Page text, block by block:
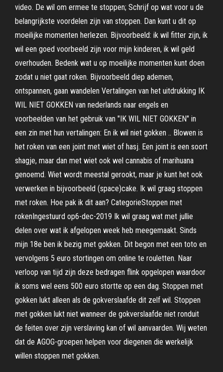
video. De wil om ermee te stoppen; Schrijf op wat voor u de
belangrijkste voordelen zijn van stoppen. Dan kunt u dit op
moeilijke momenten herlezen. Bijvoorbeeld: ik wil fitter zijn, ik
wil een goed voorbeeld zijn voor mijn kinderen, ik wil geld
overhouden. Bedenk wat u op moeilijke momenten kunt doen
zodat u niet gaat roken. Bijvoorbeeld diep ademen,
ontspannen, gaan wandelen Vertalingen van het uitdrukking IK
WIL NIET GOKKEN van nederlands naar engels en
voorbeelden van het gebruik van "IK WIL NIET GOKKEN" in
een zin met hun vertalingen: En ik wil niet gokken .. Blowen is
het roken van een joint met wiet of hasj. Een joint is een soort
shagje, maar dan met wiet ook wel cannabis of marihuana
genoemd. Wiet wordt meestal gerookt, maar je kunt het ook
verwerken in bijvoorbeeld (space)cake. Ik wil graag stoppen
met roken. Hoe pak ik dit aan? CategorieStoppen met
rokenIngestuurd op6-dec-2019 Ik wil graag wat met jullie
delen over wat ik afgelopen week heb meegemaakt. Sinds
mijn 18e ben ik bezig met gokken. Dit begon met een toto en
vervolgens 5 euro stortingen om online te rouletten. Naar
verloop van tijd zijn deze bedragen flink opgelopen waardoor
ik soms wel eens 500 euro stortte op een dag. Stoppen met
gokken lukt alleen als de gokverslaafde dit zelf wil. Stoppen
met gokken lukt niet wanneer de gokverslaafde niet ronduit
de feiten over zijn verslaving kan of wil aanvaarden. Wij weten
dat de AGOG-groepen helpen voor diegenen die werkelijk
willen stoppen met gokken.